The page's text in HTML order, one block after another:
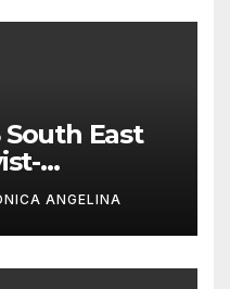
South East
2024
ANGELINA